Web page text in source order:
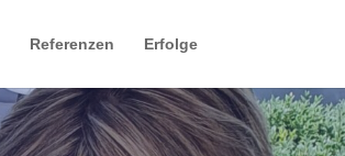
Referenzen Erfolge